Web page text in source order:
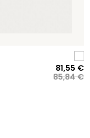
85,84€
81,55 €